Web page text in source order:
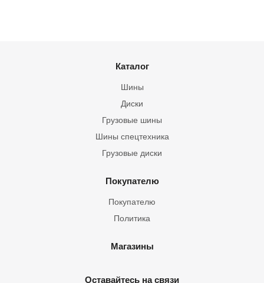
Каталог
Шины
Грузовые шины
Шины спецтехника
Диски
Грузовые диски
Покупателю
Покупателю
Политика
Магазины
Оставайтесь на связи